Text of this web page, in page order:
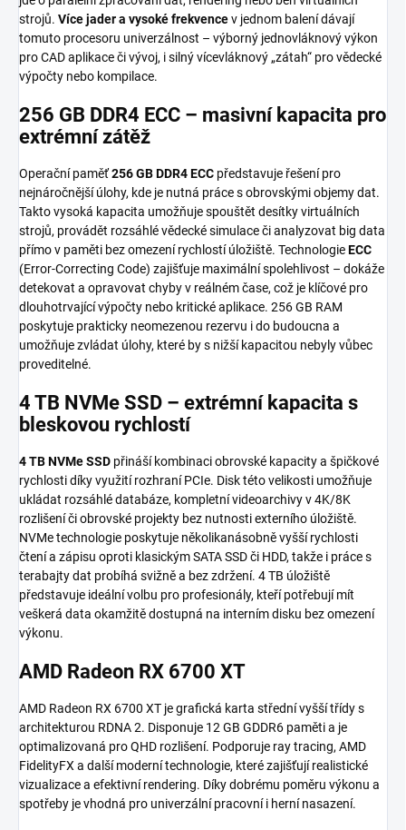
strojů. Více jader a vysoké frekvencev jednom balení dávají
tomuto procesoru univerzálnost – výborný jednovláknový výkon
pro CAD aplikace či vývoj, i silný vícevláknový „zátah“ pro vědecké
výpočty nebo kompilace.
256 GB DDR4 ECC – masivní kapacita pro
extrémní zátěž
Operační paměť256 GB DDR4 ECC představuje řešení pro
nejnáročnější úlohy, kde je nutná práce s obrovskými objemy dat.
Takto vysoká kapacita umožňuje spouštět desítky virtuálních
strojů, provádět rozsáhlé vědecké simulace či analyzovat big data
přímo v paměti bez omezení rychlostí úložiště. TechnologieECC
(Error-Correcting Code) zajišťuje maximální spolehlivost – dokáže
detekovat a opravovat chyby v reálném čase, což je klíčové pro
dlouhotrvající výpočty nebo kritické aplikace. 256 GB RAM
poskytuje prakticky neomezenou rezervu i do budoucna a
umožňuje zvládat úlohy, které by s nižší kapacitou nebyly vůbec
proveditelné.
4 TB NVMe SSD – extrémní kapacita s
bleskovou rychlostí
4 TB NVMe SSD přináší kombinaci obrovské kapacity a špičkové
rychlosti díky využití rozhraní PCIe. Disk této velikosti umožňuje
ukládat rozsáhlé databáze, kompletní videoarchivy v 4K/8K
rozlišení či obrovské projekty bez nutnosti externího úložiště.
NVMe technologie poskytuje několikanásobně vyšší rychlosti
čtení a zápisu oproti klasickým SATA SSD či HDD, takže i práce s
terabajty dat probíhá svižně a bez zdržení. 4 TB úložiště
představuje ideální volbu pro profesionály, kteří potřebují mít
veškerá data okamžitě dostupná na interním disku bez omezení
výkonu.
AMD Radeon RX 6700 XT
AMD Radeon RX 6700 XT je grafická karta střední vyšší třídy s
architekturou RDNA 2. Disponuje 12 GB GDDR6 paměti a je
optimalizovaná pro QHD rozlišení. Podporuje ray tracing, AMD
FidelityFX a další moderní technologie, které zajišťují realistické
vizualizace a efektivní rendering. Díky dobrému poměru výkonu a
spotřeby je vhodná pro univerzální pracovní i herní nasazení.